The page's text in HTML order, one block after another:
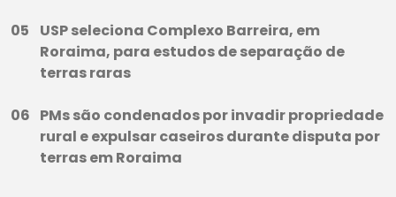
USP seleciona Complexo Barreira, em
Roraima, para estudos de separação de
terras raras
PMs são condenados por invadir propriedade
rural e expulsar caseiros durante disputa por
terras em Roraima